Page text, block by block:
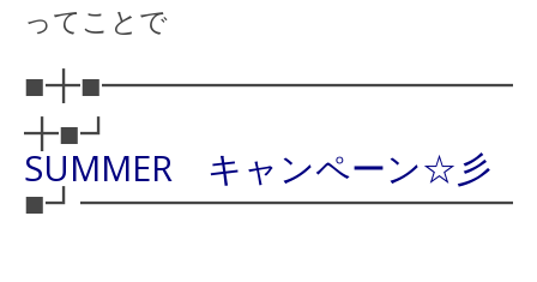
ってことで
╋■┛
SUMMER キャンペーン☆彡